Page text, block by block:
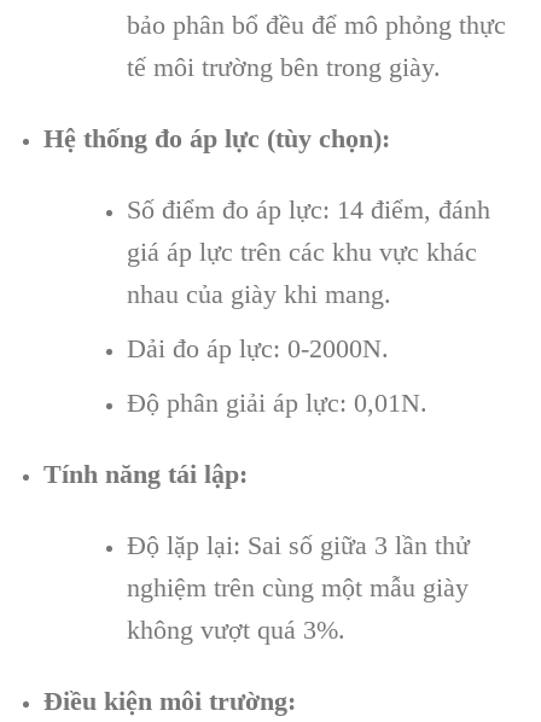
bảo phân bổ đều để mô phỏng thực
tế môi trường bên trong giày.
Hệ thống đo áp lực (tùy chọn):
Số điểm đo áp lực: 14 điểm, đánh
giá áp lực trên các khu vực khác
nhau của giày khi mang.
Dải đo áp lực: 0-2000N.
Độ phân giải áp lực: 0,01N.
Tính năng tái lập:
Độ lặp lại: Sai số giữa 3 lần thử
nghiệm trên cùng một mẫu giày
không vượt quá 3%.
Điều kiện môi trường: